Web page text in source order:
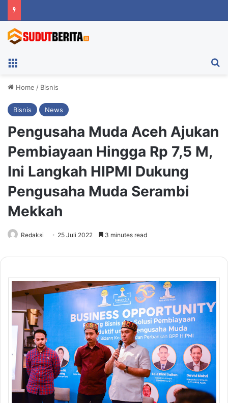
Home / Bisnis
Bisnis News
Pengusaha Muda Aceh Ajukan
Pembiayaan Hingga Rp 7,5 M,
Ini Langkah HIPMI Dukung
Pengusaha Muda Serambi
Mekkah
Redaksi 25 Juli 2022 3 minutes read